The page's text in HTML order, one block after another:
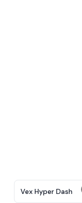
Vex Hyper Dash